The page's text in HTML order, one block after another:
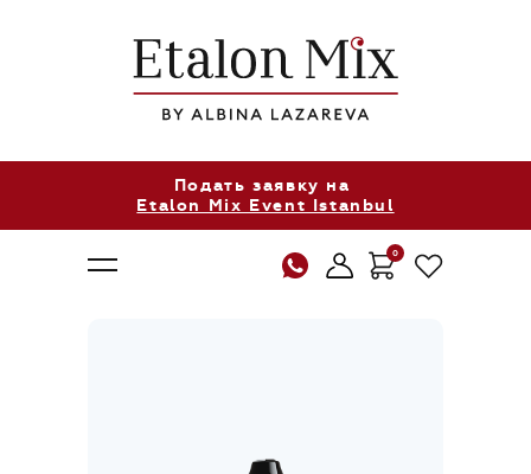
Подать заявку на
Etalon Mix Event Istanbul
0